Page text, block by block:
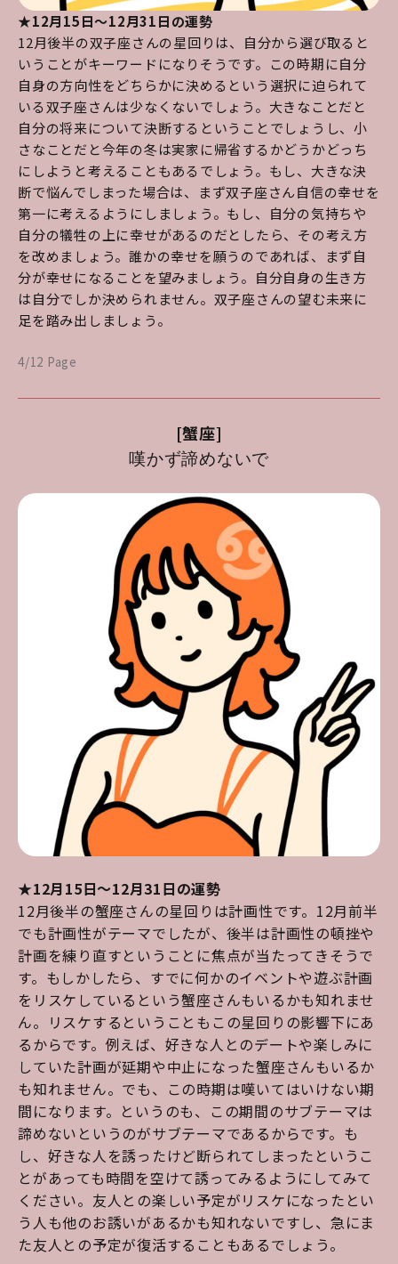
★12月15日～12月31日の運勢
12月後半の双子座さんの星回りは、自分から選び取ると
いうことがキーワードになりそうです。この時期に自分
自身の方向性をどちらかに決めるという選択に迫られて
いる双子座さんは少なくないでしょう。大きなことだと
自分の将来について決断するということでしょうし、小
さなことだと今年の冬は実家に帰省するかどうかどっち
にしようと考えることもあるでしょう。もし、大きな決
断で悩んでしまった場合は、まず双子座さん自信の幸せを
第一に考えるようにしましょう。もし、自分の気持ちや
自分の犠牲の上に幸せがあるのだとしたら、その考え方
を改めましょう。誰かの幸せを願うのであれば、まず自
分が幸せになることを望みましょう。自分自身の生き方
は自分でしか決められません。双子座さんの望む未来に
足を踏み出しましょう。
4/12 Page
[蟹座]
嘆かず諦めないで
★12月15日～12月31日の運勢
12月後半の蟹座さんの星回りは計画性です。12月前半
でも計画性がテーマでしたが、後半は計画性の頓挫や
計画を練り直すということに焦点が当たってきそうで
す。もしかしたら、すでに何かのイベントや遊ぶ計画
をリスケしているという蟹座さんもいるかも知れませ
ん。リスケするということもこの星回りの影響下にあ
るからです。例えば、好きな人とのデートや楽しみに
していた計画が延期や中止になった蟹座さんもいるか
も知れません。でも、この時期は嘆いてはいけない期
間になります。というのも、この期間のサブテーマは
諦めないというのがサブテーマであるからです。も
し、好きな人を誘ったけど断られてしまったというこ
とがあっても時間を空けて誘ってみるようにしてみて
ください。友人との楽しい予定がリスケになったとい
う人も他のお誘いがあるかも知れないですし、急にま
た友人との予定が復活することもあるでしょう。